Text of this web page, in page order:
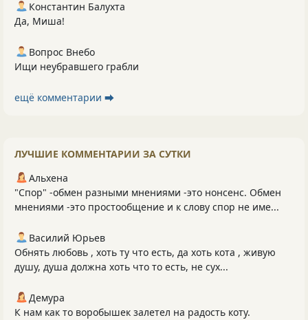
Константин Балухта
Да, Миша!
Вопрос Внебо
Ищи неубравшего грабли
ещё комментарии ⮕
ЛУЧШИЕ КОММЕНТАРИИ ЗА СУТКИ
Альхена
"Спор" -обмен разными мнениями -это нонсенс. Обмен
мнениями -это простообщение и к слову спор не име...
Василий Юрьев
Обнять любовь , хоть ту что есть, да хоть кота , живую
душу, душа должна хоть что то есть, не сух...
Демура
К нам как то воробышек залетел на радость коту.